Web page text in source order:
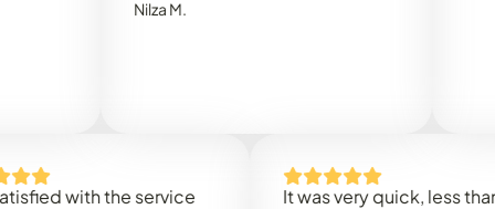
with the service
It was very quick, less than